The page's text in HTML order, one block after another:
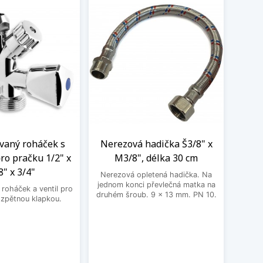
roháček s
pračku 1/2" x
x 3/4"
roháček a ventil pro
klapkou.
Nerezová hadička Š3/8" x
M3/8", délka 30 cm
Nerezová opletená hadička. Na
jednom konci převlečná matka na
druhém šroub. 9 x 13 mm. PN 10.